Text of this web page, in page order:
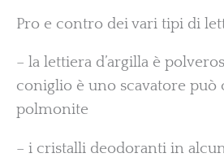
Pro e contro dei vari tipi di
– la lettiera d’argilla è
coniglio è uno scavatore può
polmonite
– i cristalli deodoranti in